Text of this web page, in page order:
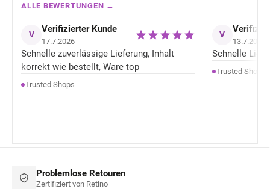
ALLE BEWERTUNGEN →
V Verifizierter Kunde
17.7.2026
Schnelle zuverlässige Lieferung, Inhalt
korrekt wie bestellt, Ware top
Trusted Shops
V
13.7.2026
Schnelle
Trusted Shops
Problemlose Retouren
Zertifiziert von Retino